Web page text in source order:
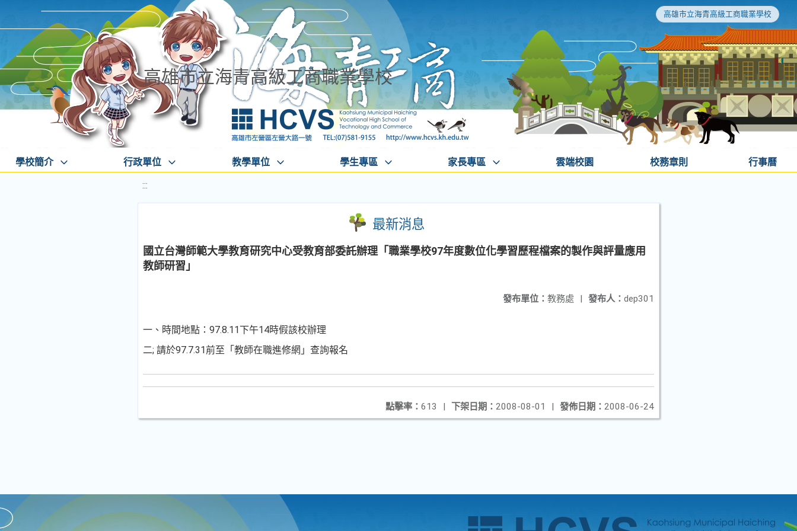
高雄市立海青高級工商職業學校
高雄市立海青高級工商職業學校
學校簡介 行政單位 教學單位 學生專區 家長專區 雲端校園 校務章則 行事曆
:::
最新消息
國立台灣師範大學教育研究中心受教育部委託辦理「職業學校97年度數位化學習歷程檔案的製作與評量應用
教師研習」
發布人： dep301
發布單位： 教務處 |
一、時間地點：97.8.11下午14時假該校辦理
二; 請於97.7.31前至「教師在職進修網」查詢報名
發佈日期： 2008-06-24
下架日期： 2008-08-01 |
點擊率： 613 |